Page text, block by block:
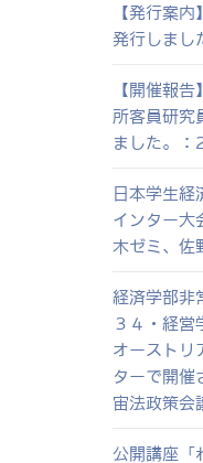
【発行案
発行しまし
【開催報
所客員研究
ました。
日本学生経
インター大
木ゼミ、佐
経済学部非
３４・経
オーストリ
ターで開催
宙法政策会
公開講座「